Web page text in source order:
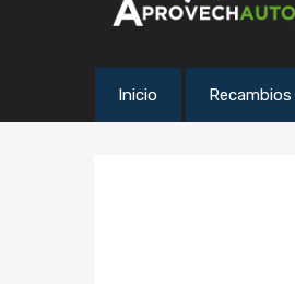
Inicio Recambios